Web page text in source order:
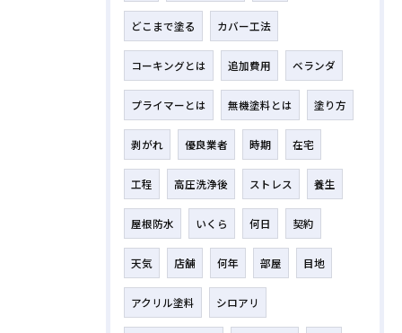
どこまで塗る カバー工法
コーキングとは 追加費用 ベランダ
プライマーとは 無機塗料とは 塗り方
剥がれ 優良業者 時期 在宅
工程 高圧洗浄後 ストレス 養生
屋根防水 いくら 何日 契約
天気 店舗 何年 部屋 目地
アクリル塗料 シロアリ